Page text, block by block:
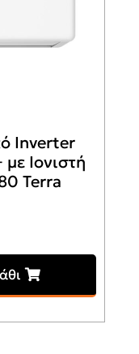
Inverter
Ιονιστή
Terra